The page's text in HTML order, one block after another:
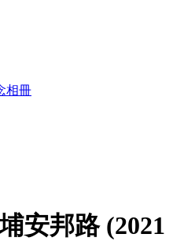
相冊
安邦路 (2021